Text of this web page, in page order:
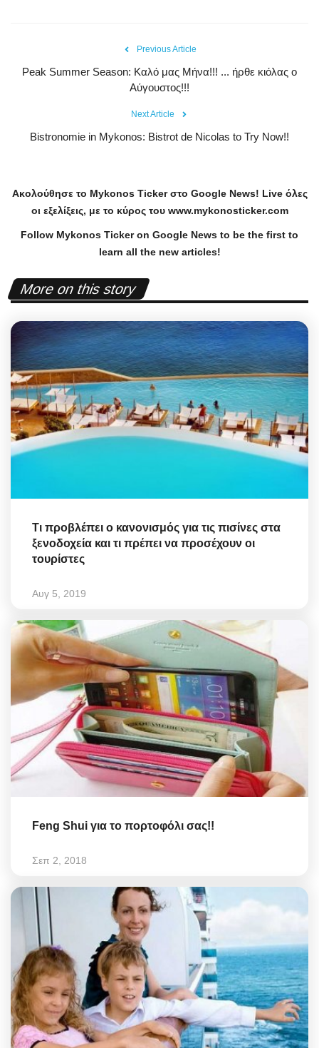
Previous Article
Peak Summer Season: Kαλό μας Μήνα!!! ... ήρθε κιόλας ο
Αύγουστος!!!
Next Article
Bistronomie in Mykonos: Bistrot de Nicolas to Try Now!!
Ακολούθησε το Mykonos Tickerστο Google News! Liveόλες
οι εξελίξεις, με το κύρος του www.mykonosticker.com
Follow Mykonos Ticker on Google News to be the first to
learn all the new articles!
More on this story
Τι προβλέπει ο κανονισμός για τις πισίνες στα
ξενοδοχεία και τι πρέπει να προσέχουν οι
τουρίστες
Αυγ 5, 2019
Feng Shui για το πορτοφόλι σας!!
Σεπ 2, 2018